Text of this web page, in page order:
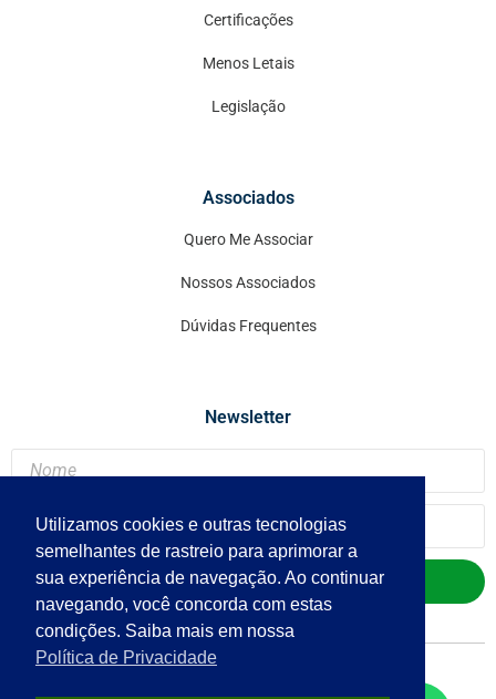
Certificações
Menos Letais
Legislação
Associados
Quero Me Associar
Nossos Associados
Dúvidas Frequentes
Newsletter
Enviar
Utilizamos cookies e outras tecnologias
semelhantes de rastreio para aprimorar a
sua experiência de navegação. Ao continuar
navegando, você concorda com estas
condições. Saiba mais em nossa
Política de Privacidade